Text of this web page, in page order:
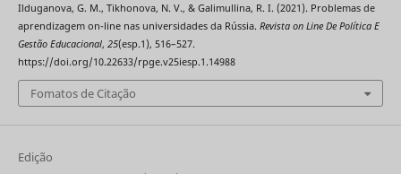
Ilduganova, G. M., Tikhonova, N. V., & Galimullina, R. I. (2021). Problemas de
aprendizagem on-line nas universidades da Rússia. Revista on Line De Política E
Gestão Educacional, 25(esp.1), 516–527.
https://doi.org/10.22633/rpge.v25iesp.1.14988
Fomatos de Citação
Edição